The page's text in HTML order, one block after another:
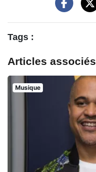
Tags :
Articles associés
Musique